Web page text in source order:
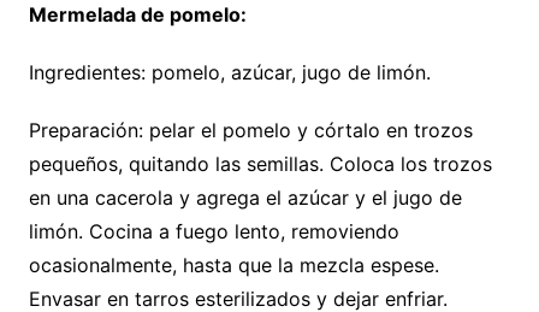
Mermelada de pomelo:
Ingredientes: pomelo, azúcar, jugo de limón.
Preparación: pelar el pomelo y córtalo en trozos
pequeños, quitando las semillas. Coloca los trozos
en una cacerola y agrega el azúcar y el jugo de
limón. Cocina a fuego lento, removiendo
ocasionalmente, hasta que la mezcla espese.
Envasar en tarros esterilizados y dejar enfriar.